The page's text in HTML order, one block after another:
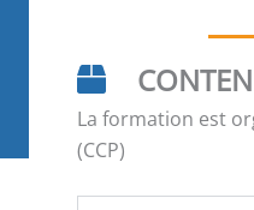
La formation est
(CCP)